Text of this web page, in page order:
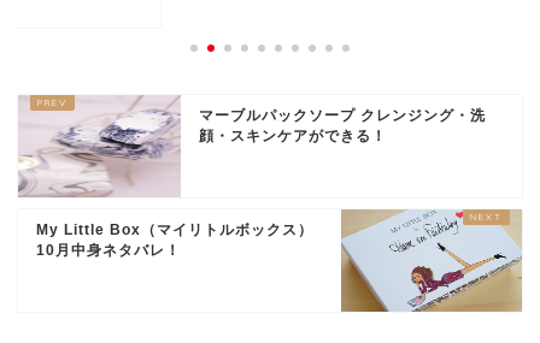
マーブルパックソープ クレンジング・洗
顔・スキンケアができる！
My Little Box（マイリトルボックス）
10月中身ネタバレ！